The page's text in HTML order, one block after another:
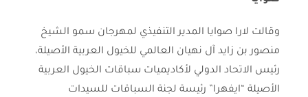
وقالت لارا صوايا المدير التنفيذي لمهرجان سمو الشيخ
منصور بن زايد آل نهيان العالمي للخيول العربية الأصيلة،
رئيس الاتحاد الدولي لأكاديميات سباقات الخيول العربية
الأصيلة “ايفهرا” رئيسة لجنة السباقات للسيدات